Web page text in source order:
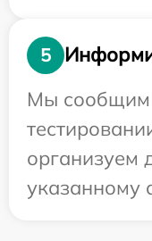
5
Мы сообщим
организуем
указанному